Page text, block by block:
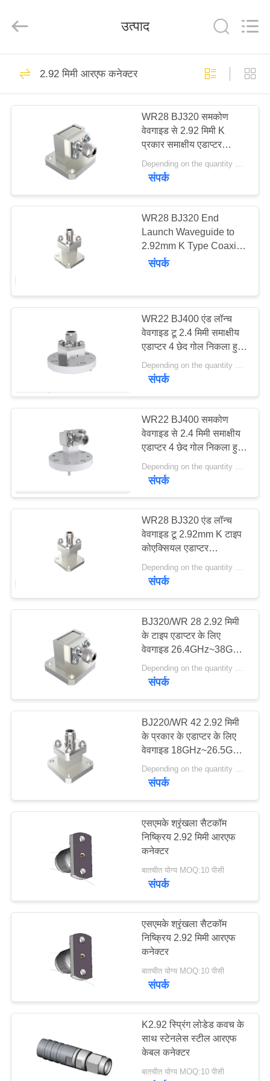
उत्पादों
गुणवत्ता
नियंत्रण
समाचार
विनती
SHOW
साइटमैप
PRIVACY
POLICY
SMA RF कनेक्टर
207
एसएमपी आरएफ कनेक्टर
236
एसएमपीएम आरएफ
कनेक्टर
1.0 मिमी आरएफ कनेक्टर
23
1.85 मिमी आरएफ
कनेक्टर
2.4 मिमी आरएफ कनेक्टर
40
2.92 मिमी आरएफ
135
3.5 मिमी आरएफ कनेक्टर
उत्पाद
2.92 मिमी आरएफ कनेक्टर
WR28 BJ320 समकोण
वेवगाइड से 2.92 मिमी K
प्रकार समाक्षीय एडाप्टर
26.4GHz-38GHz Ka बैंड
एयरोस्पेस ग्रेड आरएफ वेवगाइड
Depending on the quantity MOQ:MOQ 10pcs
संपर्क
WR28 BJ320 End
Launch Waveguide to
2.92mm K Type Coaxial
Adapter 26.4GHz-
Transition Connector
संपर्क
WR22 BJ400 एंड लॉन्च
वेवगाइड टू 2.4 मिमी समाक्षीय
एडाप्टर 4 छेद गोल निकला हुआ
किनारा माउंट 23.9GHz-
50.1GHz Ka बैंड एयरोस्पेस
Depending on the quantity MOQ:MOQ 10pcs
संपर्क
WR22 BJ400 समकोण
वेवगाइड से 2.4 मिमी समाक्षीय
एडाप्टर 4 छेद गोल निकला हुआ
किनारा माउंट 23.9GHz-
50.1GHz Ka बैंड एयरोस्पेस
संपर्क
WR28 BJ320 एंड लॉन्च
वेवगाइड टू 2.92mm K टाइप
कोएक्सियल एडाप्टर
26.4GHz-38GHz Ka बैंड
एयरोस्पेस ग्रेड RF वेवगाइड
Depending on the quantity MOQ:MOQ 10pcs
संपर्क
BJ320/WR 28 2.92 मिमी
के टाइप एडाप्टर के लिए
वेवगाइड 26.4GHz~38GHz
राइट एंगल एयरोस्पेस आरएफ
कनेक्टर्स का बैंड के लिए उपयोग
Depending on the quantity MOQ:MOQ 10pcs
संपर्क
BJ220/WR 42 2.92 मिमी
के प्रकार के एडाप्टर के लिए
वेवगाइड 18GHz~26.5GHz
अंत लॉन्च एयरोस्पेस आरएफ
कनेक्टर K बैंड के लिए उपयोग
Depending on the quantity MOQ:MOQ 30pcs
संपर्क
एसएमके श्रृंखला सैटकॉम
निष्क्रिय 2.92 मिमी आरएफ
कनेक्टर
बातचीत योग्य MOQ:10 पीसी
संपर्क
एसएमके श्रृंखला सैटकॉम
निष्क्रिय 2.92 मिमी आरएफ
कनेक्टर
बातचीत योग्य MOQ:10 पीसी
संपर्क
K2.92 स्प्रिंग लोडेड कवच के
साथ स्टेनलेस स्टील आरएफ
केबल कनेक्टर
बातचीत योग्य MOQ:10 पीसी